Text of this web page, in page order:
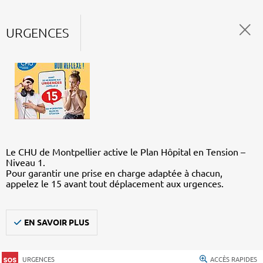
URGENCES
Le CHU de Montpellier active le Plan Hôpital en Tension –
Niveau 1.
Pour garantir une prise en charge adaptée à chacun,
appelez le 15 avant tout déplacement aux urgences.
EN SAVOIR PLUS
URGENCES ACCÈS RAPIDES